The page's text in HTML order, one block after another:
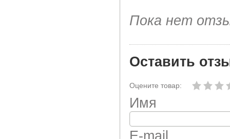
Пока нет
Оставить
Оцените товар:
Имя
E-mail